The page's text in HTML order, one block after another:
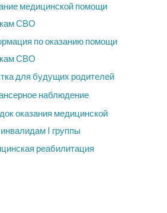
медицинской помощи
СВО
по оказанию помощи
СВО
для будущих родителей
наблюдение
оказания медицинской
I группы
реабилитация